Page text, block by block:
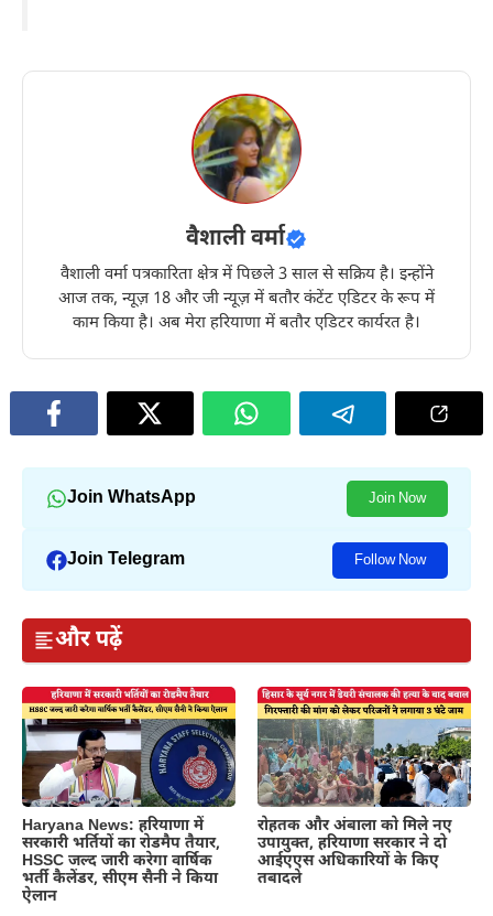
वैशाली वर्मा
वैशाली वर्मा पत्रकारिता क्षेत्र में पिछले 3 साल से सक्रिय है। इन्होंने
आज तक, न्यूज़ 18 और जी न्यूज़ में बतौर कंटेंट एडिटर के रूप में
काम किया है। अब मेरा हरियाणा में बतौर एडिटर कार्यरत है।
Join WhatsApp Join Now
Join Telegram Follow Now
और पढ़ें
Haryana News: हरियाणा में
सरकारी भर्तियों का रोडमैप तैयार,
HSSC जल्द जारी करेगा वार्षिक
भर्ती कैलेंडर, सीएम सैनी ने किया
ऐलान
रोहतक और अंबाला को मिले नए
उपायुक्त, हरियाणा सरकार ने दो
आईएएस अधिकारियों के किए
तबादले